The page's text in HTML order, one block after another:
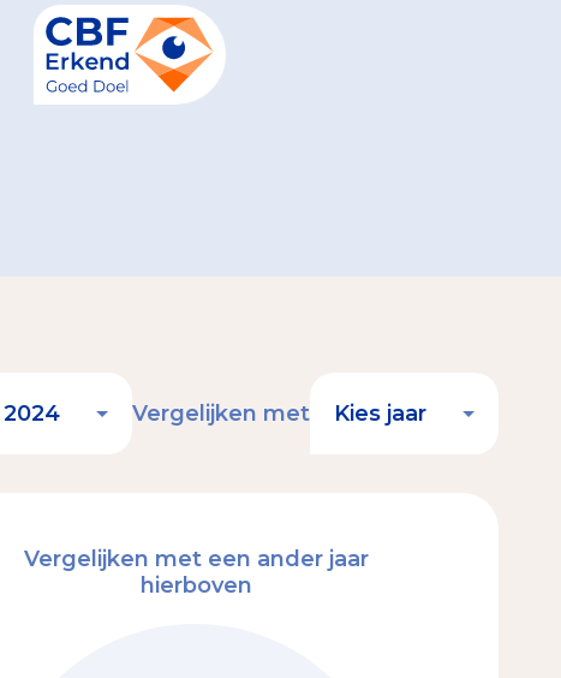
Vergelijken met
Vergelijken met een ander jaar
hierboven